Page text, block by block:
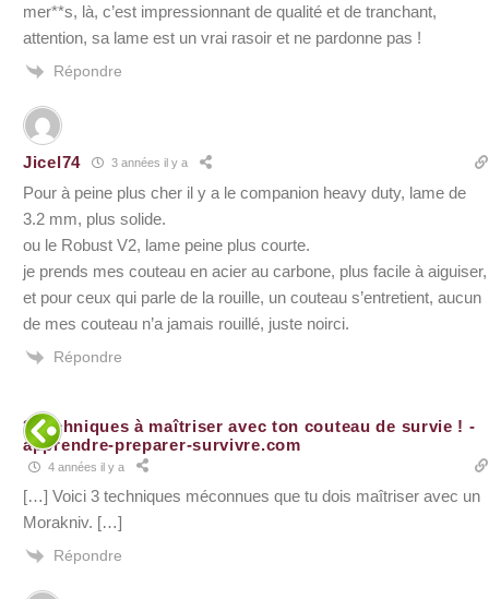
mer**s, là, c’est impressionnant de qualité et de tranchant,
attention, sa lame est un vrai rasoir et ne pardonne pas !
Répondre
Jicel74 3 années il y a
Pour à peine plus cher il y a le companion heavy duty, lame de
3.2 mm, plus solide.
ou le Robust V2, lame peine plus courte.
je prends mes couteau en acier au carbone, plus facile à aiguiser,
et pour ceux qui parle de la rouille, un couteau s’entretient, aucun
de mes couteau n’a jamais rouillé, juste noirci.
Répondre
3 techniques à maîtriser avec ton couteau de survie ! -
apprendre-preparer-survivre.com
4 années il y a
[…] Voici 3 techniques méconnues que tu dois maîtriser avec un
Morakniv. […]
Répondre